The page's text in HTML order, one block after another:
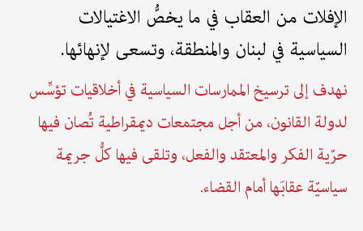
الإفلات من العقاب في ما يخصُّ الاغتيالات
السياسية في لبنان والمنطقة، وتسعى لإنهائها.
نهدف إلى ترسيخ الممارسات السياسية في أخلاقيات تؤسِّس
لدولة القانون، من أجل مجتمعات ديمقراطية تُصان فيها
حرّية الفكر والمعتقد والفعل، وتلقى فيها كلُّ جريمة
سياسيّة عقابَها أمام القضاء.